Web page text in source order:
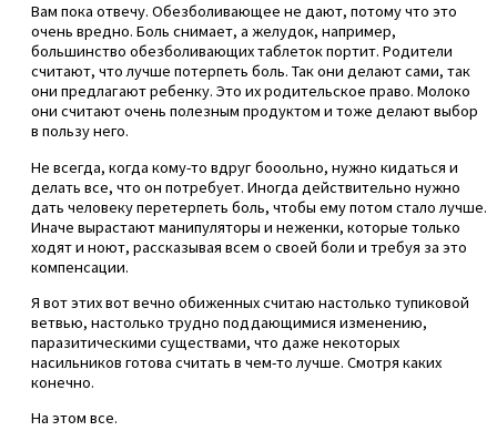
Вам пока отвечу. Обезболивающее не дают, потому что это
очень вредно. Боль снимает, а желудок, например,
большинство обезболивающих таблеток портит. Родители
считают, что лучше потерпеть боль. Так они делают сами, так
они предлагают ребенку. Это их родительское право. Молоко
они считают очень полезным продуктом и тоже делают выбор
в пользу него.
Не всегда, когда кому-то вдруг бооольно, нужно кидаться и
делать все, что он потребует. Иногда действительно нужно
дать человеку перетерпеть боль, чтобы ему потом стало лучше.
Иначе вырастают манипуляторы и неженки, которые только
ходят и ноют, рассказывая всем о своей боли и требуя за это
компенсации.
Я вот этих вот вечно обиженных считаю настолько тупиковой
ветвью, настолько трудно поддающимися изменению,
паразитическими существами, что даже некоторых
насильников готова считать в чем-то лучше. Смотря каких
конечно.
На этом все.